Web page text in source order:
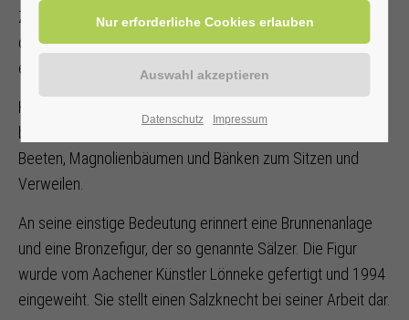
Zwei der drei Brunnen wurden nach 1900 zugeschüttet. In
dem noch vorhandenen Solebrunnen ist das Salzwasser
etwa zwei Meter unter der Erdoberfläche zu sehen.
Heute ist der Platz im Zentrum des Ortes ein
beliebterTreffpunkt zum Klönen. Er ist eine kleine Oase mit
Beeten, Magnolienbäumen und Bänken zum Sitzen und
Verweilen.
An seine einstige Bedeutung erinnert eine Brunnenanlage
und eine Bronzefigur, der so genannte Sälzer. Die Figur
wurde vom Aachener Künstler Lönneke gefertigt und 1994
eingeweiht. Sie stellt einen Salzknecht bei seiner Arbeit dar.
Datenschutz Impressum